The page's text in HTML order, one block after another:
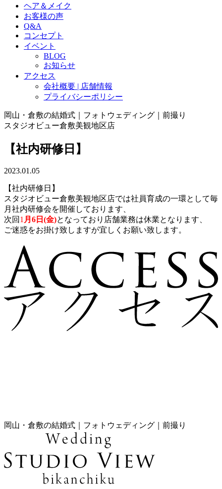
ヘア＆メイク
お客様の声
Q&A
コンセプト
イベント
BLOG
お知らせ
アクセス
会社概要 | 店舗情報
プライバシーポリシー
岡山・倉敷の結婚式｜フォトウェディング｜前撮り
スタジオビュー倉敷美観地区店
【社内研修日】
2023.01.05
【社内研修日】
スタジオビュー倉敷美観地区店では社員育成の一環として毎
月社内研修会を開催しております、
次回 1月6日(金)となっており店舗業務は休業となります、
ご迷惑をお掛け致しますが宜しくお願い致します。
岡山・倉敷の結婚式｜フォトウェディング｜前撮り